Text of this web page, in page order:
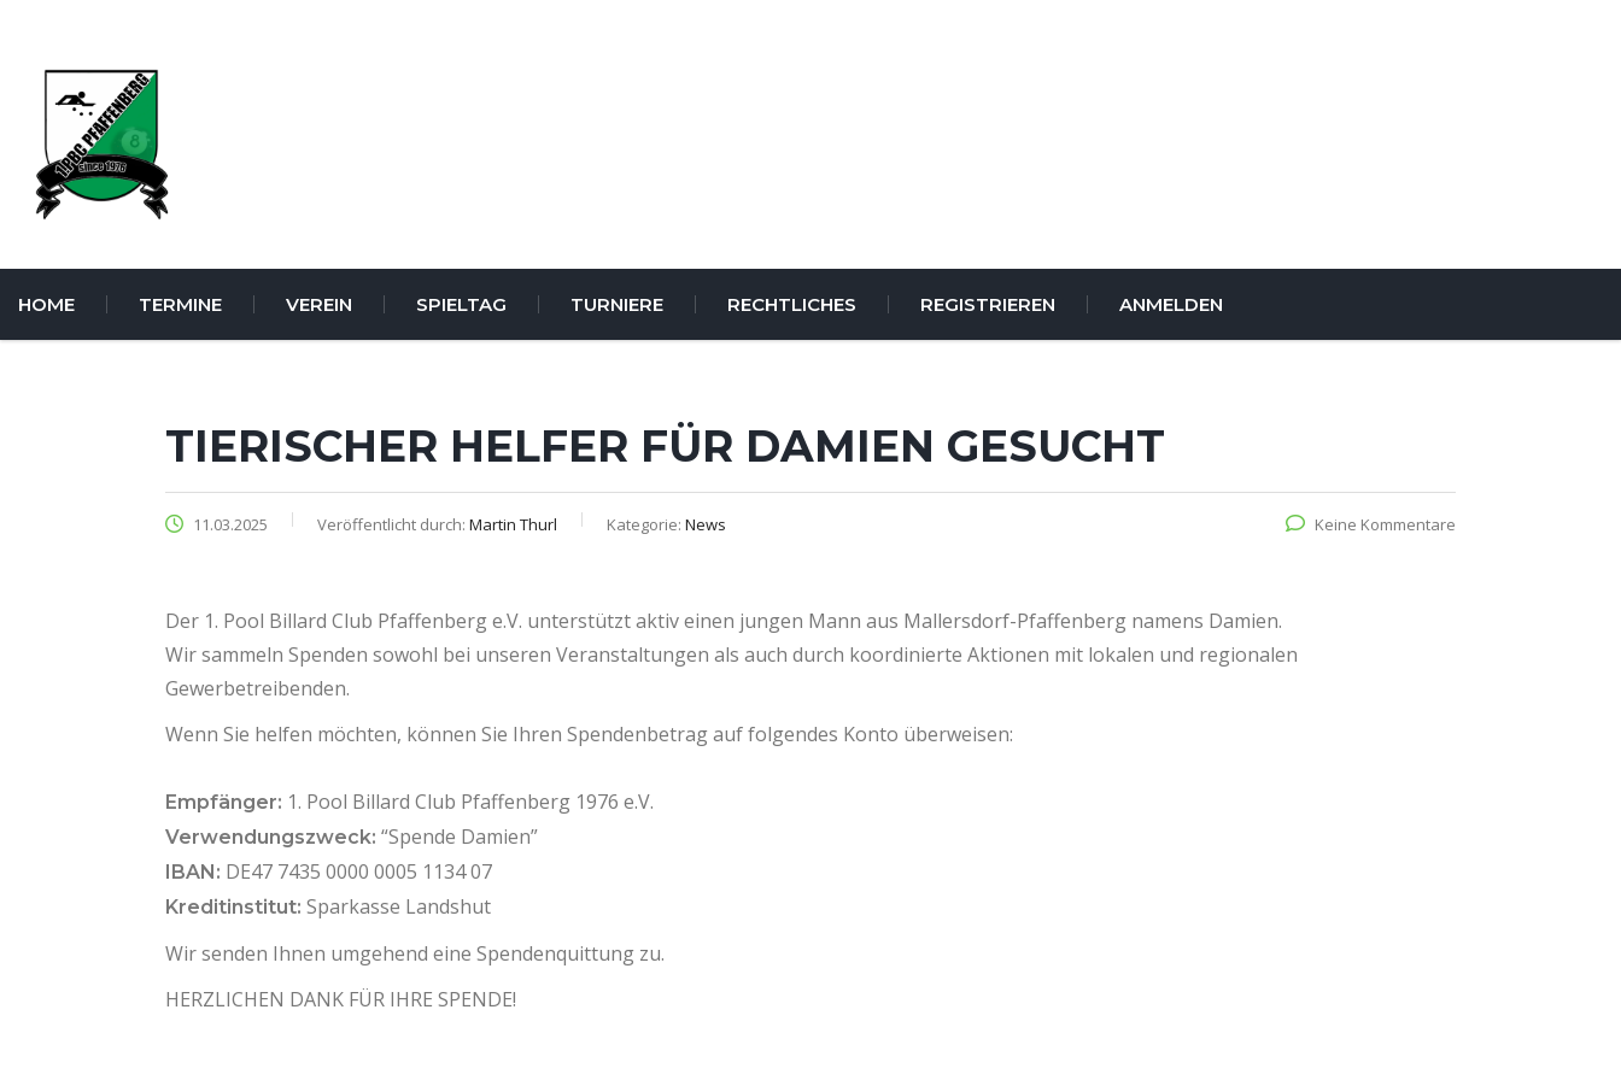
HOME TERMINE VEREIN SPIELTAG TURNIERE RECHTLICHES REGISTRIEREN ANMELDEN
TIERISCHER HELFER FÜR DAMIEN GESUCHT
11.03.2025 Veröffentlicht durch: Martin Thurl Kategorie: News Keine Kommentare
Der 1. Pool Billard Club Pfaffenberg e.V. unterstützt aktiv einen jungen Mann aus Mallersdorf-Pfaffenberg namens Damien.
Wir sammeln Spenden sowohl bei unseren Veranstaltungen als auch durch koordinierte Aktionen mit lokalen und regionalen
Gewerbetreibenden.
Wenn Sie helfen möchten, können Sie Ihren Spendenbetrag auf folgendes Konto überweisen:
Empfänger: 1. Pool Billard Club Pfaffenberg 1976 e.V.
Verwendungszweck: “Spende Damien”
IBAN: DE47 7435 0000 0005 1134 07
Kreditinstitut: Sparkasse Landshut
Wir senden Ihnen umgehend eine Spendenquittung zu.
HERZLICHEN DANK FÜR IHRE SPENDE!